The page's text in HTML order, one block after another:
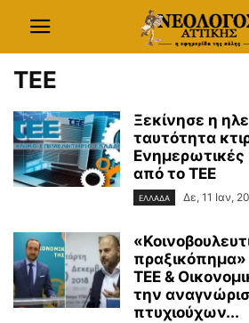
ΤΕΕ
Ξεκίνησε η
ταυτότητα
Ενημερωτικές
από το ΤΕΕ
ΕΛΛΑΔΑ Δε, 11 Ιαν,
πραξικόπημα»
ΤΕΕ &
την
πτυχιούχων...